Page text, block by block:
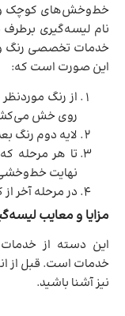
خط‌‌وخش‌های کوچک و
نام لیسه‌گیری
خدمات تخصصی رنگ و
این صورت است که:
از رنگ
روی خش
لایه دوم رنگ
تا هر مرحله
نهایت
در مرحله آخر
مزایا و معایب
این دسته از خدمات
خدمات است. قبل از
نیز آشنا باشید.